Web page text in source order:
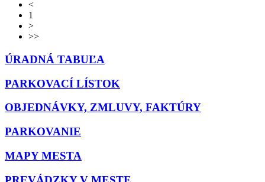
<
1
>
>>
ÚRADNÁ TABUĽA
PARKOVACÍ LÍSTOK
OBJEDNÁVKY, ZMLUVY, FAKTÚRY
PARKOVANIE
MAPY MESTA